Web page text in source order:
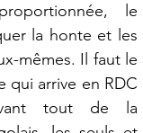
le
la honte et les
mêmes. Il faut le
qui arrive en RDC
tout de la